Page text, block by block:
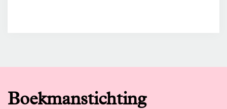
Boekmanstichting